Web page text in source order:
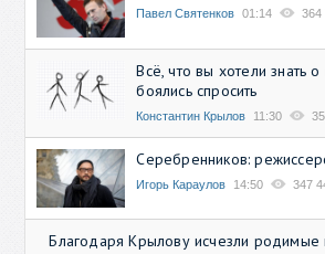
Павел Святенков 01:14 364
Всё, что вы хотели знать
боялись спросить
Константин Крылов 11:30
Серебренников:
Игорь Караулов 14:50 347
Благодаря Крылову исчезли родимые